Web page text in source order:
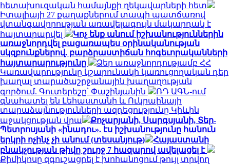
հետախուզական համայնքի ղեկավարների հետ
Իտալիայի 27 քաղաքներում տապի պատճառով
վտանգավորության առավելագույն մակարդակ է
հայտարարվել
Կոչ ենք անում իշխանություններին
առաջնորդվել բացառապես օրինականության
սկզբունքներով. բարձրաստիճան հոգեւորականների
հայտարարությունը
Ձեր առաջնորդությամբ ՀՀ
Կառավարությունը կշարունակի կառուցողական դեր
խաղալ տարածաշրջանային խաղաղության
գործում. Գուտերեշը՝ Փաշինյանին
ՌԴ ԱԳՆ-ում
գնահատել են Լեհաստանի և Ուկրաինայի
տարաձայնությունների ազդեցությունը Կիևին
աջակցության վրա
Քոչարյանի, Սարգսյանի, Տեր-
Պետրոսյանի «ինադու». էս իշխանությունը հանուն
երկրի ոչինչ չի անում (տեսանյութ)
Հայաստանի
բնակչության թիվը շուրջ 7 հազարով ավելացել է
Քիմիկոսը զգուշացրել է խոհանոցում թույլ տրվող